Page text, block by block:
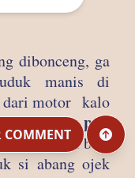
dibonceng, ga
manis di
dari motor kalo
dibonceng pun
ama besi
si abang ojek
COMMENT